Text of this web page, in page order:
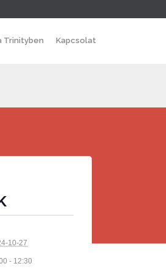
Trinityben Kapcsolat
10-27
- 12:30